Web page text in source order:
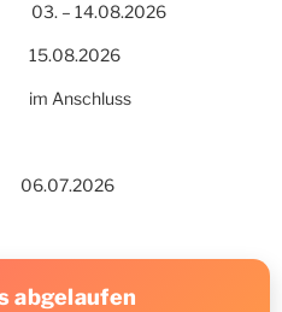
– 14.08.2026
Anschluss
abgelaufen